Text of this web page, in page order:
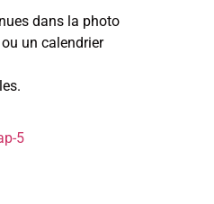
dans la photo
un calendrier
5